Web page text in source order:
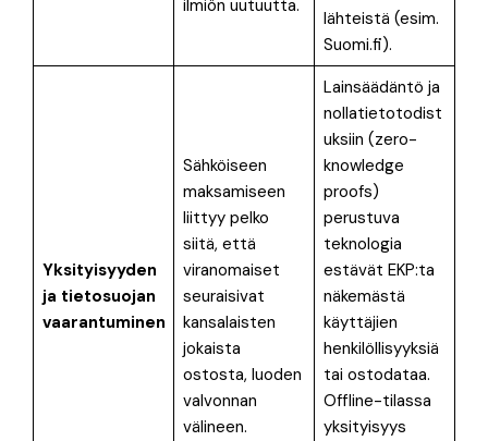
ilmiön uutuutta.
lähteistä (esim.
Suomi.fi).
Yksityisyyden
ja tietosuojan
vaarantuminen
Sähköiseen
maksamiseen
liittyy pelko
siitä, että
viranomaiset
seuraisivat
kansalaisten
jokaista
ostosta, luoden
valvonnan
välineen.
Lainsäädäntö ja
nollatietotodist
uksiin (zero-
knowledge
proofs)
perustuva
teknologia
estävät EKP:ta
näkemästä
käyttäjien
henkilöllisyyksiä
tai ostodataa.
Offline-tilassa
yksityisyys